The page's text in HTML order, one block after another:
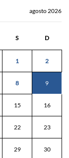
agosto 2026
S D
1 2
8 9
15 16
22 23
29 30